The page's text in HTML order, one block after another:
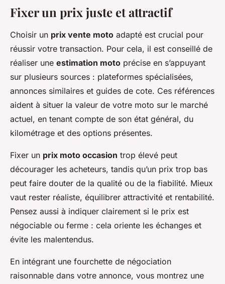
Fixer un prix juste et attractif
Choisir un prix vente moto adapté est crucial pour
réussir votre transaction. Pour cela, il est conseillé de
réaliser une estimation moto précise en s’appuyant
sur plusieurs sources : plateformes spécialisées,
annonces similaires et guides de cote. Ces références
aident à situer la valeur de votre moto sur le marché
actuel, en tenant compte de son état général, du
kilométrage et des options présentes.
Fixer un prix moto occasion trop élevé peut
décourager les acheteurs, tandis qu’un prix trop bas
peut faire douter de la qualité ou de la fiabilité. Mieux
vaut rester réaliste, équilibrer attractivité et rentabilité.
Pensez aussi à indiquer clairement si le prix est
négociable ou ferme : cela oriente les échanges et
évite les malentendus.
En intégrant une fourchette de négociation
raisonnable dans votre annonce, vous montrez une